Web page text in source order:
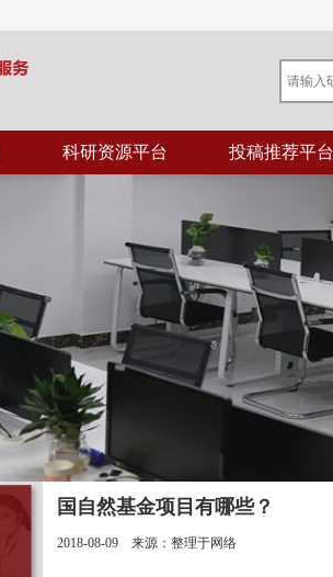
科研资源平台 投稿推荐平台
国自然基金项目有哪些？
2018-08-09 来源：整理于网络